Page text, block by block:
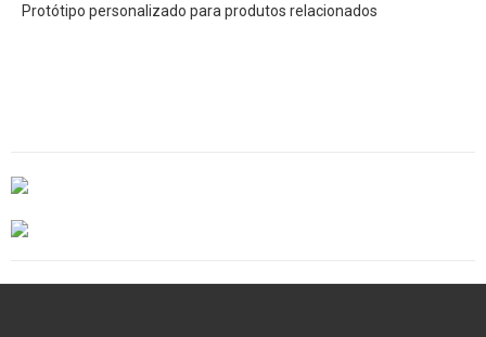
Protótipo personalizado para produtos relacionados